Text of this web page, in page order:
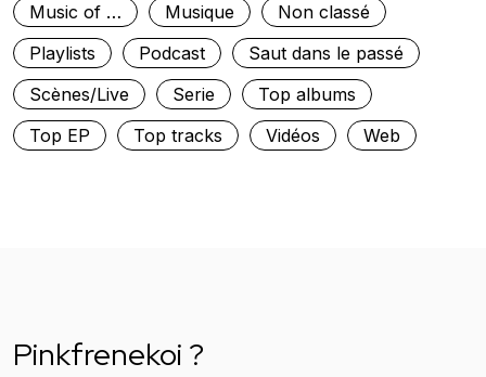
Music of …
Musique
Non classé
Playlists
Podcast
Saut dans le passé
Scènes/Live
Serie
Top albums
Top EP
Top tracks Vidéos Web
Pinkfrenekoi ?